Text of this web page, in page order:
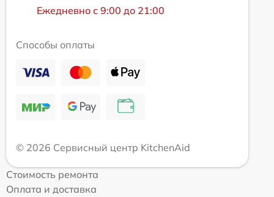
Ежедневно с 9:00 до 21:00
Способы оплаты
© 2026 Сервисный центр KitchenAid
Стоимость ремонта
Оплата и доставка